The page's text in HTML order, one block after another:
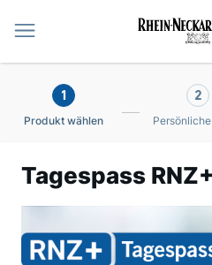
1
Produkt wählen
2
Tagespass RNZ+